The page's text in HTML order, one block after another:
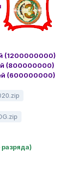
(1200000000)
(800000000)
(600000000)
разряда)